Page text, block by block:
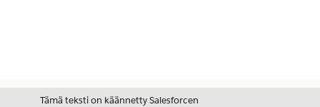
Tämä teksti on käännetty Salesforcen